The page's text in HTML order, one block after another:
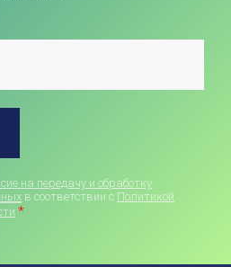
на передачу и обработку
в соответствии с Политикой
*